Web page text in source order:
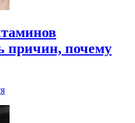
причин, почему